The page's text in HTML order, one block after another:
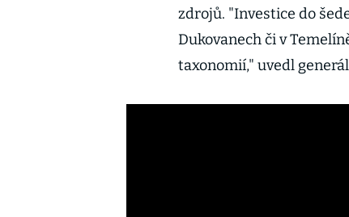
zdrojů. "Investice do
Dukovanech či v
taxonomií," uvedl